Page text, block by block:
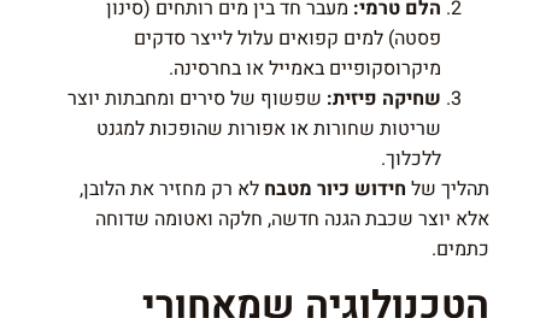
הלם טרמי:מעבר חד בין מים רותחים (סינון
פסטה) למים קפואים עלול לייצר סדקים
מיקרוסקופיים באמייל או בחרסינה.
שחיקה פיזית:שפשוף של סירים ומחבתות יוצר
שריטות שחורות או אפורות שהופכות למגנט
ללכלוך.
תהליך של חידוש כיור מטבחלא רק מחזיר את הלובן,
אלא יוצר שכבת הגנה חדשה, חלקה ואטומה שדוחה
כתמים.
הטכנולוגיה שמאחורי